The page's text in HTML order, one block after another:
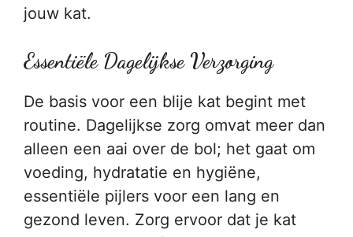
jouw kat.
Essentiële Dagelijkse Verzorging
De basis voor een blije kat begint met
routine. Dagelijkse zorg omvat meer dan
alleen een aai over de bol; het gaat om
voeding, hydratatie en hygiëne,
essentiële pijlers voor een lang en
gezond leven. Zorg ervoor dat je kat